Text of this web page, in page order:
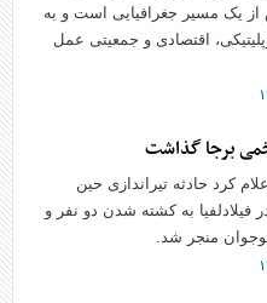
یک مسیر جغرافیایی است و به
اقتصادی و جمعیتی عمل
کرد حادثه تیراندازی حین
فیلادلفیا به کشته شدن دو نفر و